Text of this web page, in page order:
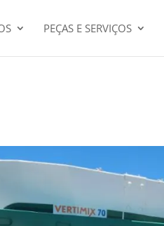
PEÇAS E SERVIÇOS